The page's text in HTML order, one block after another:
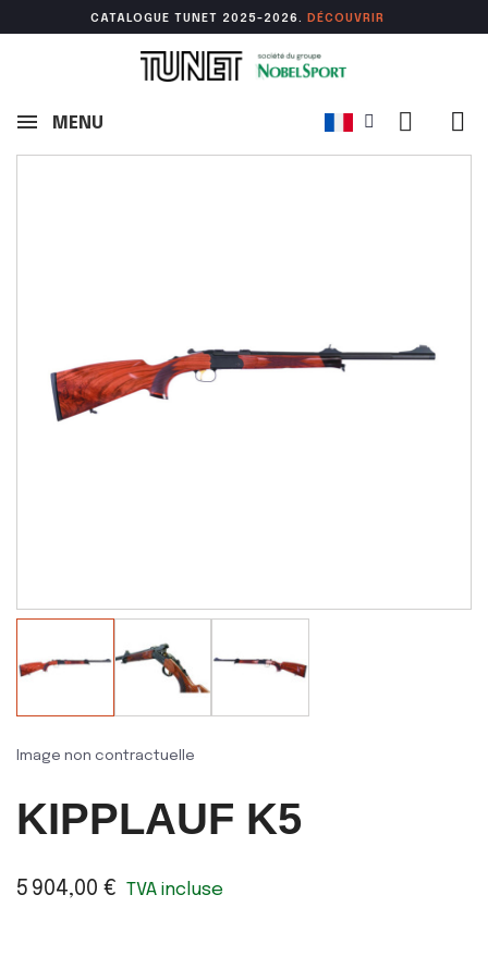
CATALOGUE TUNET 2025-2026. DÉCOUVR IR
MENU
Image non contractuelle
KIPPLAUF K5
5 904,00 € TVA incluse